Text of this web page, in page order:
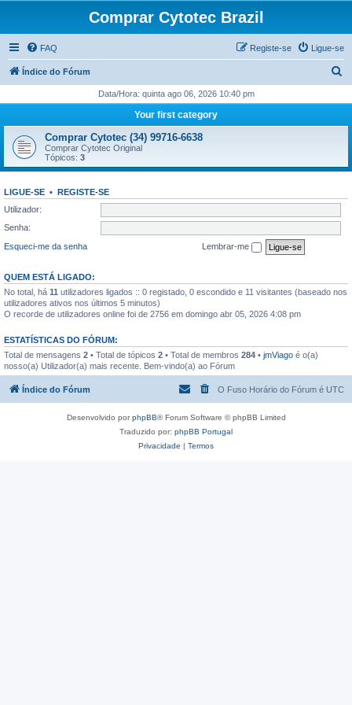
Comprar Cytotec Brazil
FAQ Ligue-se
Registe-se
Índice do Fórum
q
i
Data/Hora: quinta ago 06, 2026 10:40 pm
Your first category
Comprar Cytotec (34) 99716-6638
Comprar Cytotec Original
Tópicos: 3
LIGUE-SE • REGISTE-SE
Utilizador:
Senha:
Esqueci-me da senha
Lembrar-me
QUEM ESTÁ LIGADO:
No total, há 11 utilizadores ligados :: 0 registado, 0 escondido e 11 visitantes (baseado nos
utilizadores ativos nos últimos 5 minutos)
O recorde de utilizadores online foi de 2756 em domingo abr 05, 2026 4:08 pm
ESTATÍSTICAS DO FÓRUM:
Total de mensagens 2 • Total de tópicos 2 • Total de membros 284 • jmViago é o(a)
nosso(a) Utilizador(a) mais recente. Bem-vindo(a) ao Fórum
Índice do Fórum O Fuso Horário do Fórum é UTC
Desenvolvido porphpBB® Forum Software © phpBB Limited
Traduzido por: phpBB Portugal
Privacidade | Termos